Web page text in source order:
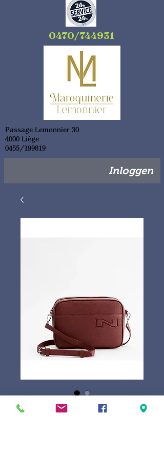
0470/744931
Passage Lemonnier 30
4000 Liège
0455/199819
Inloggen
Nathan-Baume